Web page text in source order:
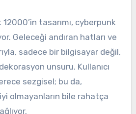
tasarımı, cyberpunk
Geleceği andıran hatları ve
sadece bir bilgisayar değil,
unsuru. Kullanıcı
sezgisel; bu da,
olmayanların bile rahatça